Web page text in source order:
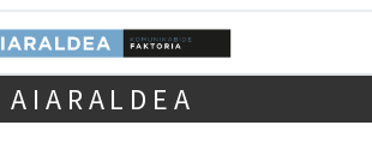
AIARALDEA